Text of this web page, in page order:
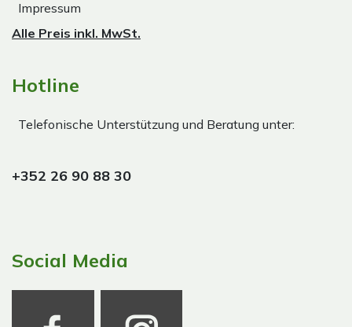
Impressum
Alle Preis inkl. MwSt.
Hotline
Telefonische Unterstützung und Beratung unter:
+352 26 90 88 30
Social Media